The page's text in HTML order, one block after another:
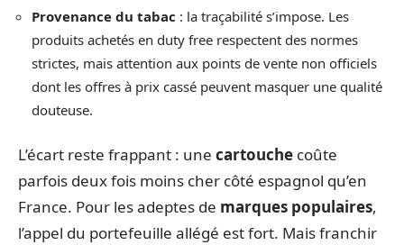
Provenance du tabac : la traçabilité s’impose. Les
produits achetés en duty free respectent des normes
strictes, mais attention aux points de vente non officiels
dont les offres à prix cassé peuvent masquer une qualité
douteuse.
L’écart reste frappant : une cartouche coûte
parfois deux fois moins cher côté espagnol qu’en
France. Pour les adeptes de marques populaires,
l’appel du portefeuille allégé est fort. Mais franchir